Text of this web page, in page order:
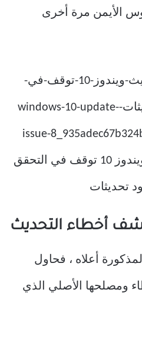
الأيمن مرة أخرى
أعلاه ، فحاول
ومصلحها الأصلي الذي